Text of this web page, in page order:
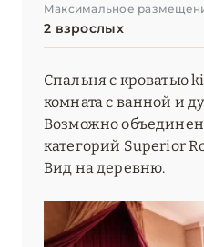
Максимальное
2 взрослых
Спальня с кроватью
комната с ванной и
Возможно
категорий Superior
Вид на деревню.